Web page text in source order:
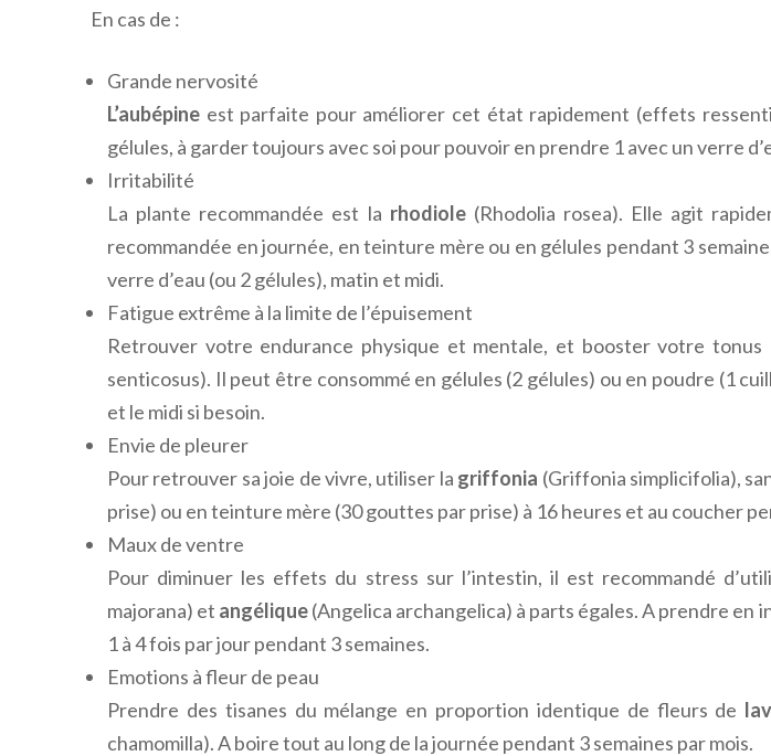
En cas de :
Grande nervosité
L’aubépine est parfaite pour améliorer cet état rapidement (effets
gélules, à garder toujours avec soi pour pouvoir en prendre 1 avec un verre
Irritabilité
La plante recommandée est la rhodiole(Rhodolia rosea). Elle agit
recommandée en journée, en teinture mère ou en gélules pendant 3
verre d’eau (ou 2 gélules), matin et midi.
Fatigue extrême à la limite de l’épuisement
Retrouver votre endurance physique et mentale, et booster votre tonus
senticosus). Il peut être consommé en gélules (2 gélules) ou en poudre (1
et le midi si besoin.
Envie de pleurer
Pour retrouver sa joie de vivre, utiliser la griffonia (Griffonia simplicifolia),
prise) ou en teinture mère (30 gouttes par prise) à 16 heures et au coucher
Maux de ventre
Pour diminuer les effets du stress sur l’intestin, il est recommandé
majorana) et angélique(Angelica archangelica) à parts égales. A prendre en
1 à 4 fois par jour pendant 3 semaines.
Emotions à fleur de peau
Prendre des tisanes du mélange en proportion identique de fleurs de
chamomilla). A boire tout au long de la journée pendant 3 semaines par mois.